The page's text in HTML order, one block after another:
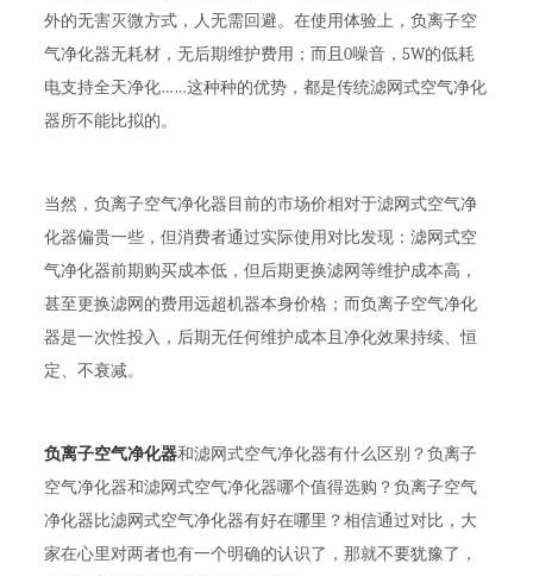
外的无害灭微方式，人无需回避。在使用体验上，负离子空
气净化器无耗材，无后期维护费用；而且0噪音，5W的低耗
电支持全天净化……这种种的优势，都是传统滤网式空气净化
器所不能比拟的。
当然，负离子空气净化器目前的市场价相对于滤网式空气净
化器偏贵一些，但消费者通过实际使用对比发现：滤网式空
气净化器前期购买成本低，但后期更换滤网等维护成本高，
甚至更换滤网的费用远超机器本身价格；而负离子空气净化
器是一次性投入，后期无任何维护成本且净化效果持续、恒
定、不衰减。
负离子空气净化器和滤网式空气净化器有什么区别？负离子
空气净化器和滤网式空气净化器哪个值得选购？负离子空气
净化器比滤网式空气净化器有好在哪里？相信通过对比，大
家在心里对两者也有一个明确的认识了，那就不要犹豫了，